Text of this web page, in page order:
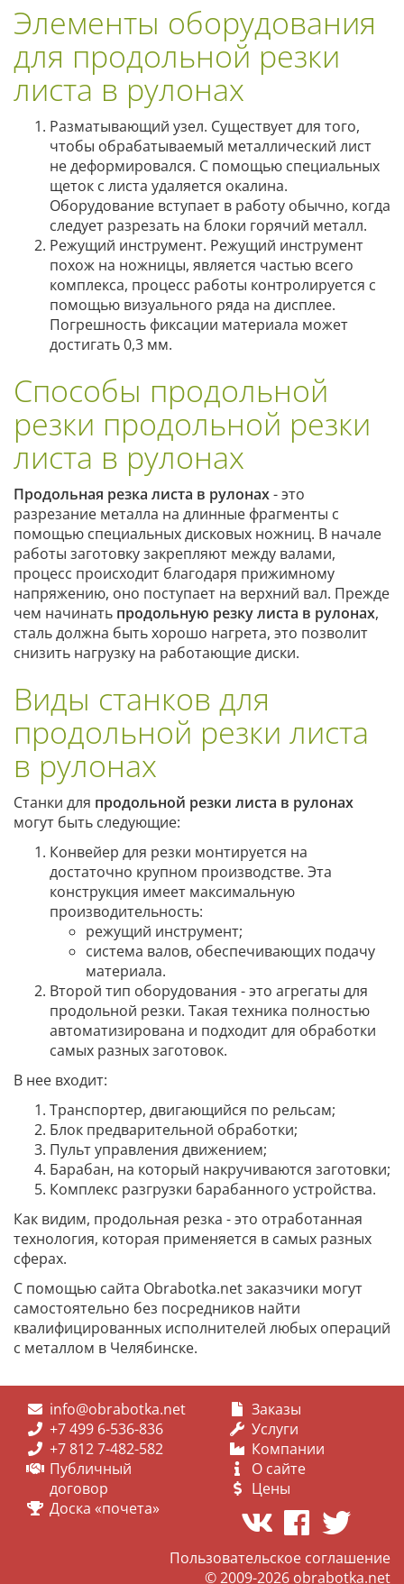
Элементы оборудования
для продольной резки
листа в рулонах
Разматывающий узел. Существует для того,
чтобы обрабатываемый металлический лист
не деформировался. С помощью специальных
щеток с листа удаляется окалина.
Оборудование вступает в работу обычно, когда
следует разрезать на блоки горячий металл.
Режущий инструмент. Режущий инструмент
похож на ножницы, является частью всего
комплекса, процесс работы контролируется с
помощью визуального ряда на дисплее.
Погрешность фиксации материала может
достигать 0,3 мм.
Способы продольной
резки продольной резки
листа в рулонах
Продольная резка листа в рулонах- это
разрезание металла на длинные фрагменты с
помощью специальных дисковых ножниц. В начале
работы заготовку закрепляют между валами,
процесс происходит благодаря прижимному
напряжению, оно поступает на верхний вал. Прежде
чем начинать продольную резку листа в рулонах,
сталь должна быть хорошо нагрета, это позволит
снизить нагрузку на работающие диски.
Виды станков для
продольной резки листа
в рулонах
Станки для продольной резки листа в рулонах
могут быть следующие:
Конвейер для резки монтируется на
достаточно крупном производстве. Эта
конструкция имеет максимальную
производительность:
режущий инструмент;
система валов, обеспечивающих подачу
материала.
Второй тип оборудования - это агрегаты для
продольной резки. Такая техника полностью
автоматизирована и подходит для обработки
самых разных заготовок.
В нее входит:
Транспортер, двигающийся по рельсам;
Блок предварительной обработки;
Пульт управления движением;
Барабан, на который накручиваются заготовки;
Комплекс разгрузки барабанного устройства.
Как видим, продольная резка - это отработанная
технология, которая применяется в самых разных
сферах.
С помощью сайта Obrabotka.net заказчики могут
самостоятельно без посредников найти
квалифицированных исполнителей любых операций
с металлом в Челябинске.
info@obrabotka.net
+7 499 6-536-836
+7 812 7-482-582
Публичный
договор
Доска «почета»
Заказы
Услуги
Компании
О сайте
Цены
Пользовательское соглашение
© 2009-2026 obrabotka.net